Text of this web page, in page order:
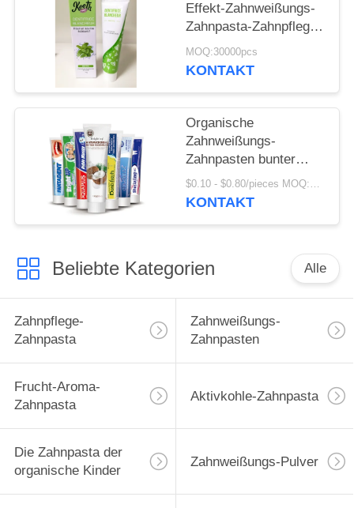
Effekt-Zahnweißungs-
Zahnpasta-Zahnpflege
schreibt
zahnmedizinische
MOQ:30000pcs
KONTAKT
Organische
Zahnweißungs-
Zahnpasten bunter
Crystal Anti Cavity
SASO
$0.10 - $0.80/pieces MOQ:500 Stücke
KONTAKT
Beliebte Kategorien Alle
Zahnpflege-
Zahnpasta
Zahnweißungs-
Zahnpasten
Frucht-Aroma-
Zahnpasta
Aktivkohle-Zahnpasta
Die Zahnpasta der
organische Kinder
Zahnweißungs-Pulver